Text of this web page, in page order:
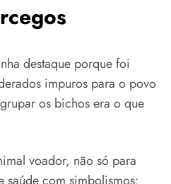
destaque porque foi
impuros para o povo
os bichos era o que
voador, não só para